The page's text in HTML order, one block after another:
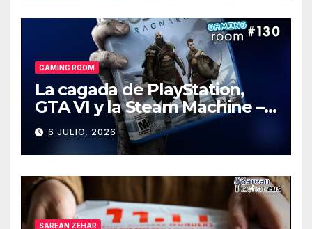
GAMING ROOM
La cagada de PlayStation,
GTA VI y la Steam Machine –
Gaming Room #130
6 JULIO, 2026
SAREAN ZEHAR